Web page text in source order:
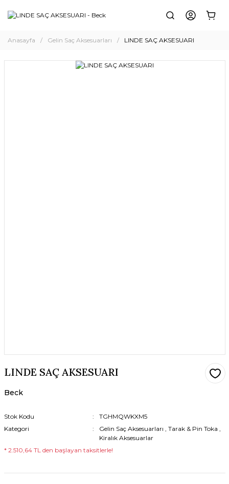
Anasayfa Gelin Saç Aksesuarları LINDE SAÇ AKSESUARI
LINDE SAÇ AKSESUARI
Beck
Stok Kodu
TGHMQWKXM5
Kategori
Gelin Saç Aksesuarları , Tarak & Pin Toka ,
Kiralık Aksesuarlar
* 2.510,64 TL den başlayan taksitlerle!